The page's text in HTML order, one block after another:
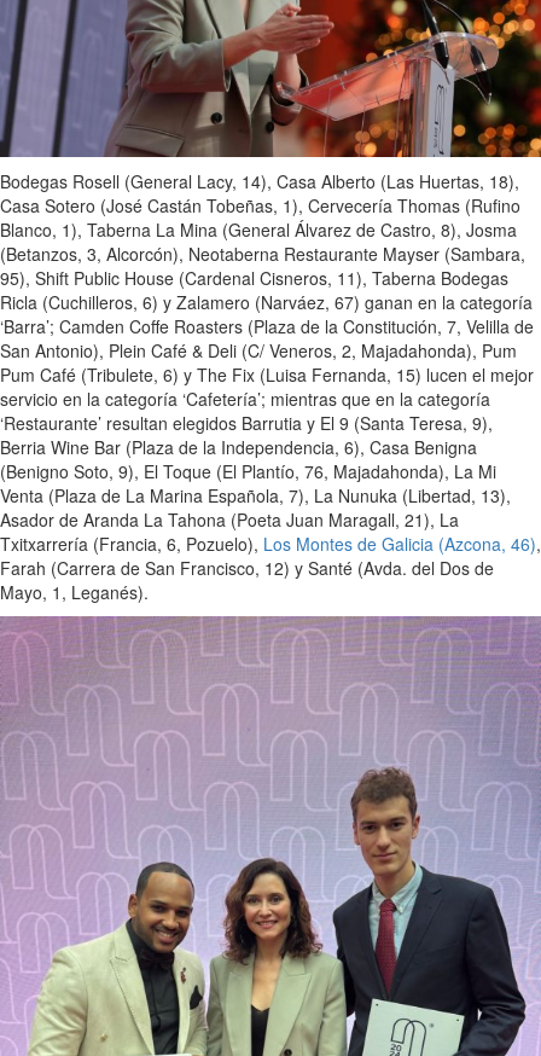
Bodegas Rosell (General Lacy, 14), Casa Alberto (Las Huertas, 18),
Casa Sotero (José Castán Tobeñas, 1), Cervecería Thomas (Rufino
Blanco, 1), Taberna La Mina (General Álvarez de Castro, 8), Josma
(Betanzos, 3, Alcorcón), Neotaberna Restaurante Mayser (Sambara,
95), Shift Public House (Cardenal Cisneros, 11), Taberna Bodegas
Ricla (Cuchilleros, 6) y Zalamero (Narváez, 67) ganan en la categoría
‘Barra’; Camden Coffe Roasters (Plaza de la Constitución, 7, Velilla de
San Antonio), Plein Café & Deli (C/ Veneros, 2, Majadahonda), Pum
Pum Café (Tribulete, 6) y The Fix (Luisa Fernanda, 15) lucen el mejor
servicio en la categoría ‘Cafetería’; mientras que en la categoría
‘Restaurante’ resultan elegidos Barrutia y El 9 (Santa Teresa, 9),
Berria Wine Bar (Plaza de la Independencia, 6), Casa Benigna
(Benigno Soto, 9), El Toque (El Plantío, 76, Majadahonda), La Mi
Venta (Plaza de La Marina Española, 7), La Nunuka (Libertad, 13),
Asador de Aranda La Tahona (Poeta Juan Maragall, 21), La
Txitxarrería (Francia, 6, Pozuelo), Los Montes de Galicia (Azcona, 46),
Farah (Carrera de San Francisco, 12) y Santé (Avda. del Dos de
Mayo, 1, Leganés).